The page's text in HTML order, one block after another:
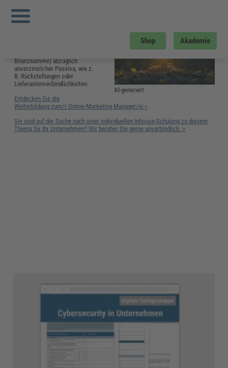
Shop Akademie
Sie sind hier:
Eingesetztes Kapital
KI-generiert
Bilanzsumme) abzüglich
unverzinslicher Passiva, wie z.
B. Rückstellungen oder
Lieferantenverbindlichkeiten.
Entdecken Sie die
Weiterbildung zum/r Online-Marketing Manager/in >
Sie sind auf der Suche nach einer individuellen Inhouse-Schulung zu diesem
Thema für Ihr Unternehmen? Wir beraten Sie gerne unverbindlich. >